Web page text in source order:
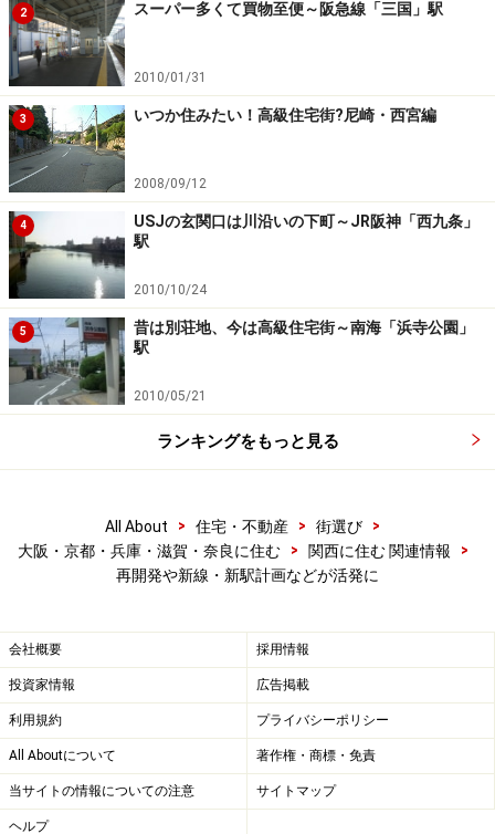
することを目標としているそうです。完成は平成21年度
の予定となっています。
同線はこれまで、運行速度が遅く本数が少ないことなど
から利用者が減少傾向にありました。事業主体のJR西日
本や兵庫県、姫路市、たつの市などでは、高速化事業に
よって同線の利用促進と沿線地域の活性化を図りたいと
しています。
※記事内容は執筆時点のものです。最新の内容をご確認くださ
い。
1/2 次のページへ
2 スーパー多くて買物至便～阪急線「三国」駅
2010/01/31
3 いつか住みたい！高級住宅街?尼崎・西宮編
2008/09/12
4
USJの玄関口は川沿いの下町～JR阪神「西九条」
駅
2010/10/24
5
昔は別荘地、今は高級住宅街～南海「浜寺公園」
駅
2010/05/21
ランキングをもっと見る
All About > 住宅・不動産 > 街選び
>
大阪・京都・兵庫・滋賀・奈良に住む
> 関西に住む 関連情報
>
再開発や新線・新駅計画などが活発に
会社概要 採用情報
投資家情報 広告掲載
利用規約 プライバシーポリシー
All Aboutについて 著作権・商標・免責
当サイトの情報についての注意 サイトマップ
ヘルプ